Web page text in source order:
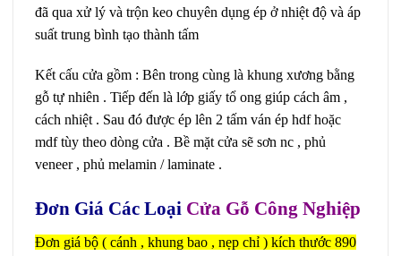
đã qua xử lý và trộn keo chuyên dụng ép ở nhiệt độ và áp
suất trung bình tạo thành tấm
Kết cấu cửa gồm : Bên trong cùng là khung xương bằng
gỗ tự nhiên . Tiếp đến là lớp giấy tổ ong giúp cách âm ,
cách nhiệt . Sau đó được ép lên 2 tấm ván ép hdf hoặc
mdf tùy theo dòng cửa . Bề mặt cửa sẽ sơn nc , phủ
veneer , phủ melamin / laminate .
Đơn Giá Các Loại Cửa Gỗ Công Nghiệp
Đơn giá bộ ( cánh , khung bao , nẹp chỉ ) kích thước 890